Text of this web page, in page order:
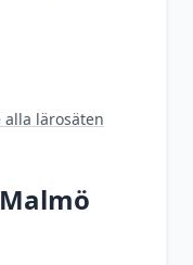
alla lärosäten
Malmö